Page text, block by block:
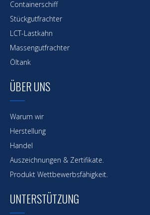
Containerschiff
Stückgutfrachter
LCT-Lastkahn
Massengutfrachter
Öltank
ÜBER UNS
Warum wir
Herstellung
Handel
Auszeichnungen & Zertifikate.
Produkt Wettbewerbsfähigkeit.
UNTERSTÜTZUNG